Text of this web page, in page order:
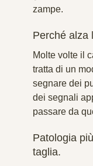
zampe.
Perché alza
Molte volte il
tratta di un
segnare dei
dei segnali
passare da
Patologia
taglia.